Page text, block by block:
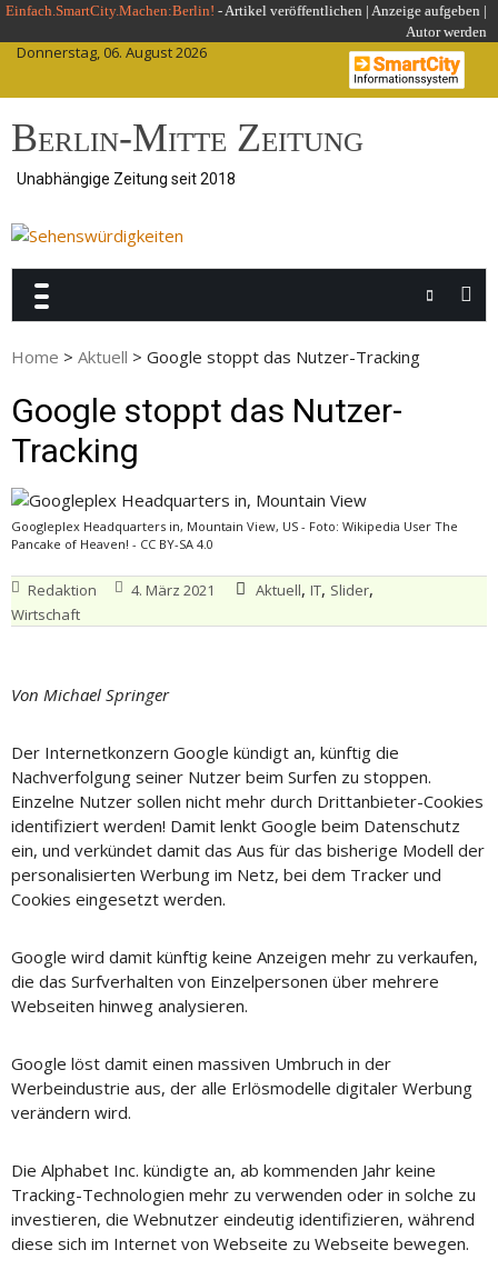
Skip
content
Einfach.SmartCity.Machen:Berlin! -Artikel veröffentlichen | Anzeige aufgeben |
Autor werden
Donnerstag, 06. August 2026
Berlin-Mitte Zeitung
Unabhängige Zeitung seit 2018
Home > Aktuell > Google stoppt das Nutzer-Tracking
Google stoppt das Nutzer-
Tracking
Googleplex Headquarters in, Mountain View, US - Foto: Wikipedia User The
Pancake of Heaven! - CC BY-SA 4.0
Redaktion 4. März 2021 Aktuell, IT, Slider,
Wirtschaft
Von Michael Springer
Der Internetkonzern Google kündigt an, künftig die
Nachverfolgung seiner Nutzer beim Surfen zu stoppen.
Einzelne Nutzer sollen nicht mehr durch Drittanbieter-Cookies
identifiziert werden! Damit lenkt Google beim Datenschutz
ein, und verkündet damit das Aus für das bisherige Modell der
personalisierten Werbung im Netz, bei dem Tracker und
Cookies eingesetzt werden.
Google wird damit künftig keine Anzeigen mehr zu verkaufen,
die das Surfverhalten von Einzelpersonen über mehrere
Webseiten hinweg analysieren.
Google löst damit einen massiven Umbruch in der
Werbeindustrie aus, der alle Erlösmodelle digitaler Werbung
verändern wird.
Die Alphabet Inc. kündigte an, ab kommenden Jahr keine
Tracking-Technologien mehr zu verwenden oder in solche zu
investieren, die Webnutzer eindeutig identifizieren, während
diese sich im Internet von Webseite zu Webseite bewegen.